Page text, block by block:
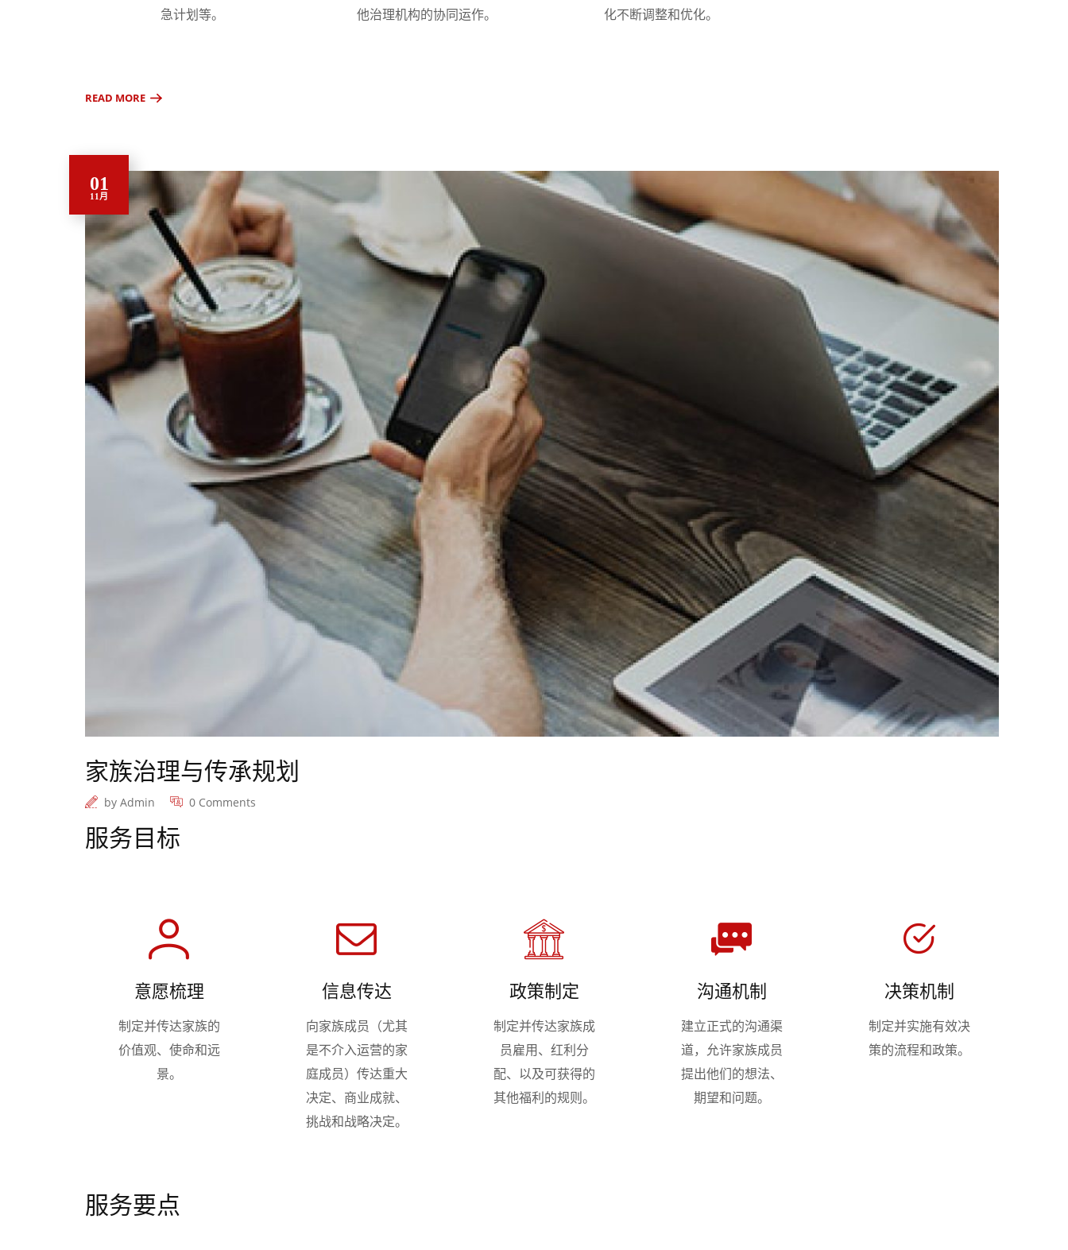
急计划等。
他治理机构的协同运作。
化不断调整和优化。
READ MORE
01
11月
家族治理与传承规划
by Admin 0 Comments
服务目标
意愿梳理
制定并传达家族的
价值观、使命和远
景。
信息传达
向家族成员（尤其
是不介入运营的家
庭成员）传达重大
决定、商业成就、
挑战和战略决定。
政策制定
制定并传达家族成
员雇用、红利分
配、以及可获得的
其他福利的规则。
沟通机制
建立正式的沟通渠
道，允许家族成员
提出他们的想法、
期望和问题。
决策机制
制定并实施有效决
策的流程和政策。
服务要点